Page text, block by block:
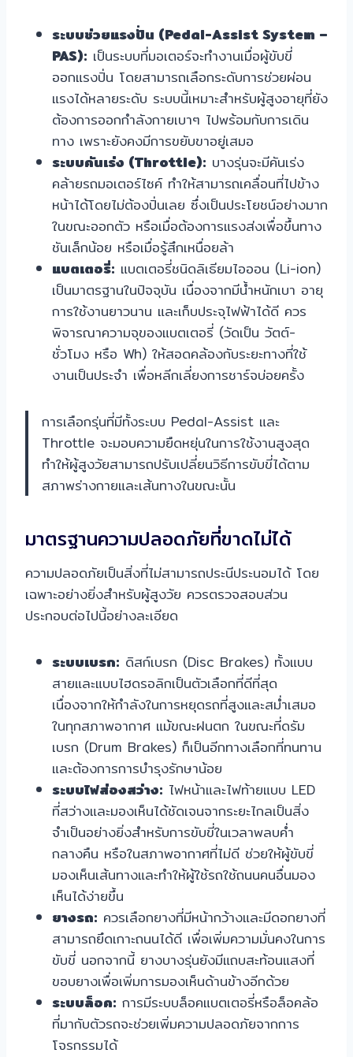
ระบบช่วยแรงปั่น (Pedal-Assist System –
PAS): เป็นระบบที่มอเตอร์จะทำงานเมื่อผู้ขับขี่
ออกแรงปั่น โดยสามารถเลือกระดับการช่วยผ่อน
แรงได้หลายระดับ ระบบนี้เหมาะสำหรับผู้สูงอายุที่ยัง
ต้องการออกกำลังกายเบาๆ ไปพร้อมกับการเดิน
ทาง เพราะยังคงมีการขยับขาอยู่เสมอ
ระบบคันเร่ง (Throttle): บางรุ่นจะมีคันเร่ง
คล้ายรถมอเตอร์ไซค์ ทำให้สามารถเคลื่อนที่ไปข้าง
หน้าได้โดยไม่ต้องปั่นเลย ซึ่งเป็นประโยชน์อย่างมาก
ในขณะออกตัว หรือเมื่อต้องการแรงส่งเพื่อขึ้นทาง
ชันเล็กน้อย หรือเมื่อรู้สึกเหนื่อยล้า
แบตเตอรี่: แบตเตอรี่ชนิดลิเธียมไอออน (Li-ion)
เป็นมาตรฐานในปัจจุบัน เนื่องจากมีน้ำหนักเบา อายุ
การใช้งานยาวนาน และเก็บประจุไฟฟ้าได้ดี ควร
พิจารณาความจุของแบตเตอรี่ (วัดเป็น วัตต์-
ชั่วโมง หรือ Wh) ให้สอดคล้องกับระยะทางที่ใช้
งานเป็นประจำ เพื่อหลีกเลี่ยงการชาร์จบ่อยครั้ง
การเลือกรุ่นที่มีทั้งระบบ Pedal-Assist และ
Throttle จะมอบความยืดหยุ่นในการใช้งานสูงสุด
ทำให้ผู้สูงวัยสามารถปรับเปลี่ยนวิธีการขับขี่ได้ตาม
สภาพร่างกายและเส้นทางในขณะนั้น
มาตรฐานความปลอดภัยที่ขาดไม่ได้
ความปลอดภัยเป็นสิ่งที่ไม่สามารถประนีประนอมได้ โดย
เฉพาะอย่างยิ่งสำหรับผู้สูงวัย ควรตรวจสอบส่วน
ประกอบต่อไปนี้อย่างละเอียด
ระบบเบรก: ดิสก์เบรก (Disc Brakes) ทั้งแบบ
สายและแบบไฮดรอลิกเป็นตัวเลือกที่ดีที่สุด
เนื่องจากให้กำลังในการหยุดรถที่สูงและสม่ำเสมอ
ในทุกสภาพอากาศ แม้ขณะฝนตก ในขณะที่ดรัม
เบรก (Drum Brakes) ก็เป็นอีกทางเลือกที่ทนทาน
และต้องการการบำรุงรักษาน้อย
ระบบไฟส่องสว่าง: ไฟหน้าและไฟท้ายแบบ LED
ที่สว่างและมองเห็นได้ชัดเจนจากระยะไกลเป็นสิ่ง
จำเป็นอย่างยิ่งสำหรับการขับขี่ในเวลาพลบค่ำ
กลางคืน หรือในสภาพอากาศที่ไม่ดี ช่วยให้ผู้ขับขี่
มองเห็นเส้นทางและทำให้ผู้ใช้รถใช้ถนนคนอื่นมอง
เห็นได้ง่ายขึ้น
ยางรถ: ควรเลือกยางที่มีหน้ากว้างและมีดอกยางที่
สามารถยึดเกาะถนนได้ดี เพื่อเพิ่มความมั่นคงในการ
ขับขี่ นอกจากนี้ ยางบางรุ่นยังมีแถบสะท้อนแสงที่
ขอบยางเพื่อเพิ่มการมองเห็นด้านข้างอีกด้วย
ระบบล็อค: การมีระบบล็อคแบตเตอรี่หรือล็อคล้อ
ที่มากับตัวรถจะช่วยเพิ่มความปลอดภัยจากการ
โจรกรรมได้